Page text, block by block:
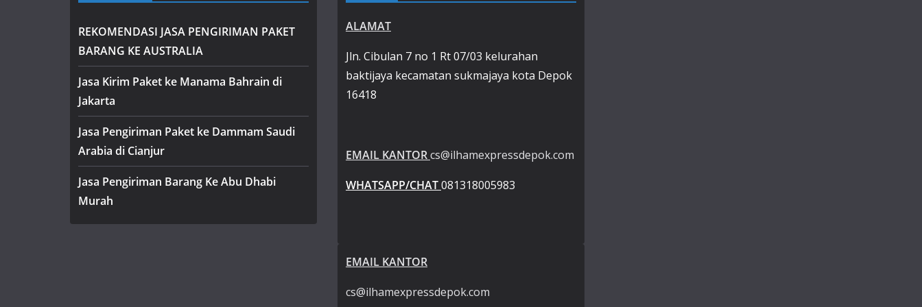
REKOMENDASI JASA PENGIRIMAN PAKET
BARANG KE AUSTRALIA
Jasa Kirim Paket ke Manama Bahrain di
Jakarta
Jasa Pengiriman Paket ke Dammam Saudi
Arabia di Cianjur
Jasa Pengiriman Barang Ke Abu Dhabi
Murah
ALAMAT
Jln. Cibulan 7 no 1 Rt 07/03 kelurahan
baktijaya kecamatan sukmajaya kota Depok
16418
EMAIL KANTORcs@ilhamexpressdepok.com
WHATSAPP/CHAT081318005983
EMAIL KANTOR
cs@ilhamexpressdepok.com